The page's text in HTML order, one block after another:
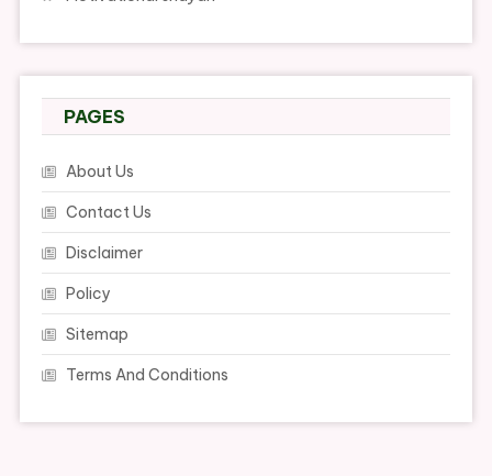
PAGES
About Us
Contact Us
Disclaimer
Policy
Sitemap
Terms And Conditions